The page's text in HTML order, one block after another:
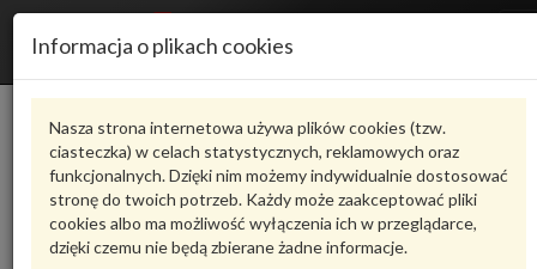
Informacja o plikach cookies
Nasza strona internetowa używa plików cookies (tzw.
ciasteczka) w celach statystycznych, reklamowych oraz
funkcjonalnych. Dzięki nim możemy indywidualnie dostosować
stronę do twoich potrzeb. Każdy może zaakceptować pliki
cookies albo ma możliwość wyłączenia ich w przeglądarce,
dzięki czemu nie będą zbierane żadne informacje.
Karta produktu
8D0959263VAG
VAG - produkt oryginalny VW AUDI SEAT SKODA